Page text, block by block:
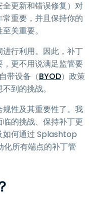
更新和错误修复）对
重要，并且保持你的
关重要。
行利用。因此，补丁
更不用说满足监管要
带设备（BYOD）政策
到的挑战。
性及其重要性了。我
的挑战、保持补丁更
如何通过 Splashtop
化所有端点的补丁管